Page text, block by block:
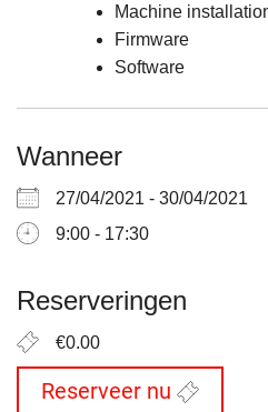
Machine
Firmware
Software
Wanneer
27/04/2021 - 30/04/2021
9:00 - 17:30
Reserveringen
€0.00
Reserveer nu